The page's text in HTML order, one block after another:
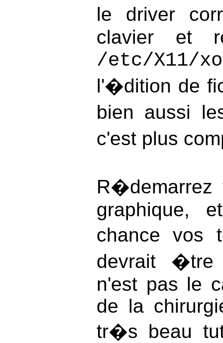
le driver
clavier et
/etc/X11/
l'�dition de
bien aussi
c'est plus
R�demarrez
graphique,
chance vos
devrait
n'est pas le
de la
tr�s beau